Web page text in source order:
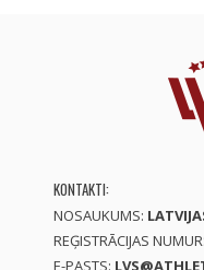
KONTAKTI:
NOSAUKUMS:
REĢISTRĀCIJAS
E-PASTS: